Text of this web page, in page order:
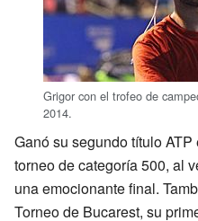
Grigor con el trofeo de
2014.
Ganó su segundo título
torneo de categoría 500, al
una emocionante final.
Torneo de Bucarest, su